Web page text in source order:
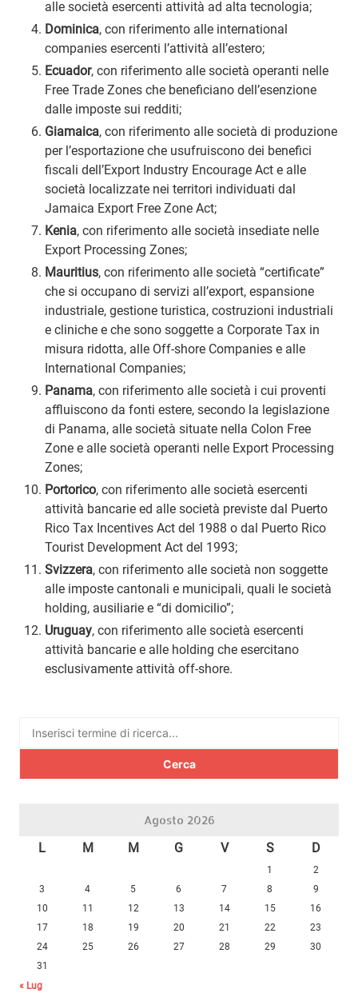
alle società esercenti attività ad alta tecnologia;
Dominica, con riferimento alle international
companies esercenti l’attività all’estero;
Ecuador, con riferimento alle società operanti nelle
Free Trade Zones che beneficiano dell’esenzione
dalle imposte sui redditi;
Giamaica, con riferimento alle società di produzione
per l’esportazione che usufruiscono dei benefici
fiscali dell’Export Industry Encourage Act e alle
società localizzate nei territori individuati dal
Jamaica Export Free Zone Act;
Kenia, con riferimento alle società insediate nelle
Export Processing Zones;
Mauritius, con riferimento alle società “certificate”
che si occupano di servizi all’export, espansione
industriale, gestione turistica, costruzioni industriali
e cliniche e che sono soggette a Corporate Tax in
misura ridotta, alle Off-shore Companies e alle
International Companies;
Panama, con riferimento alle società i cui proventi
affluiscono da fonti estere, secondo la legislazione
di Panama, alle società situate nella Colon Free
Zone e alle società operanti nelle Export Processing
Zones;
Portorico, con riferimento alle società esercenti
attività bancarie ed alle società previste dal Puerto
Rico Tax Incentives Act del 1988 o dal Puerto Rico
Tourist Development Act del 1993;
Svizzera, con riferimento alle società non soggette
alle imposte cantonali e municipali, quali le società
holding, ausiliarie e “di domicilio”;
Uruguay, con riferimento alle società esercenti
attività bancarie e alle holding che esercitano
esclusivamente attività off-shore.
Ricerca
Agosto 2026
L M M G V S D
1
2
3
4 5 6 7 8
9
10
11 12 13 14 15
16
17
18 19 20 21 22
23
24
25 26 27 28 29
30
31
« Lug